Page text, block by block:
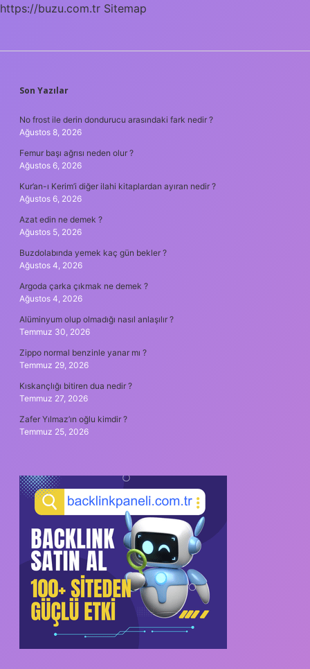
https://buzu.com.tr Sitemap
SIDEBAR
Son Yazılar
No frost ile derin dondurucu arasındaki fark nedir ?
Ağustos 8, 2026
Femur başı ağrısı neden olur ?
Ağustos 6, 2026
Kur’an-ı Kerim’i diğer ilahi kitaplardan ayıran nedir ?
Ağustos 6, 2026
Azat edin ne demek ?
Ağustos 5, 2026
Buzdolabında yemek kaç gün bekler ?
Ağustos 4, 2026
Argoda çarka çıkmak ne demek ?
Ağustos 4, 2026
Alüminyum olup olmadığı nasıl anlaşılır ?
Temmuz 30, 2026
Zippo normal benzinle yanar mı ?
Temmuz 29, 2026
Kıskançlığı bitiren dua nedir ?
Temmuz 27, 2026
Zafer Yılmaz’ın oğlu kimdir ?
Temmuz 25, 2026